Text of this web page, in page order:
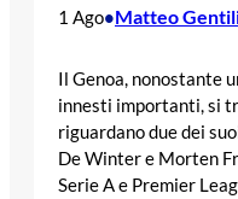
1 Ago•Matteo
Il Genoa, nonostante
innesti importanti, si
riguardano due dei
De Winter e Morten
Serie A e Premier